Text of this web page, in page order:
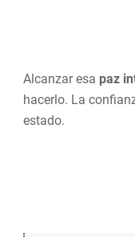
Alcanzar esa paz
hacerlo. La
estado.